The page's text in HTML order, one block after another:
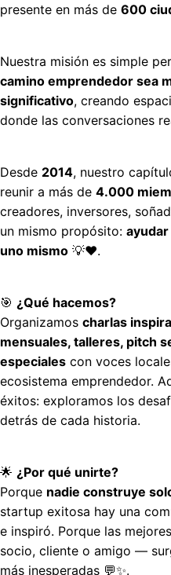
presente en más de 600
Nuestra misión es simple
camino emprendedor sea
significativo, creando
donde las conversaciones
Desde 2014, nuestro
reunir a más de 4.000
creadores, inversores,
un mismo propósito:
uno mismo 💡❤️.
🎯 ¿Qué hacemos?
Organizamos charlas
mensuales, talleres, pitch
especiales con voces
ecosistema emprendedor.
éxitos: exploramos los
detrás de cada historia.
🌟 ¿Por qué unirte?
Porque nadie construye
startup exitosa hay una
e inspiró. Porque las
socio, cliente o amigo —
más inesperadas 💬✨.